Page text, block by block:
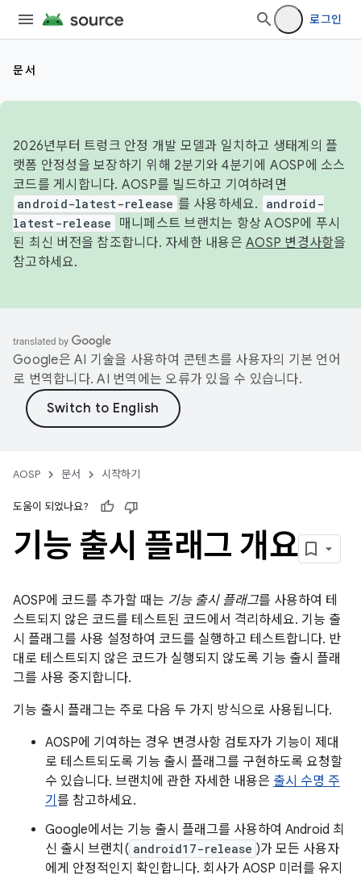
로그인
문서
2026년부터 트렁크 안정 개발 모델과 일치하고 생태계의 플
랫폼 안정성을 보장하기 위해 2분기와 4분기에 AOSP에 소스
코드를 게시합니다. AOSP를 빌드하고 기여하려면
android-latest-release 를 사용하세요.
android-
latest-release
매니페스트 브랜치는 항상 AOSP에 푸시
된 최신 버전을 참조합니다. 자세한 내용은 AOSP 변경사항을
참고하세요.
Google은 AI 기술을 사용하여 콘텐츠를 사용자의 기본 언어
로 번역합니다. AI 번역에는 오류가 있을 수 있습니다.
AOSP 문서 시작하기
도움이 되었나요?
기능 출시 플래그 개요
AOSP에 코드를 추가할 때는 기능 출시 플래그를 사용하여 테
스트되지 않은 코드를 테스트된 코드에서 격리하세요. 기능 출
시 플래그를 사용 설정하여 코드를 실행하고 테스트합니다. 반
대로 테스트되지 않은 코드가 실행되지 않도록 기능 출시 플래
그를 사용 중지합니다.
기능 출시 플래그는 주로 다음 두 가지 방식으로 사용됩니다.
AOSP에 기여하는 경우 변경사항 검토자가 기능이 제대
로 테스트되도록 기능 출시 플래그를 구현하도록 요청할
수 있습니다. 브랜치에 관한 자세한 내용은 출시 수명 주
기 를 참고하세요.
Google에서는 기능 출시 플래그를 사용하여 Android 최
신 출시 브랜치( android17-release )가 모든 사용자
에게 안정적인지 확인합니다. 회사가 AOSP 미러를 유지